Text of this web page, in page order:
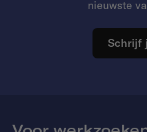
nieuwste
Schrijf